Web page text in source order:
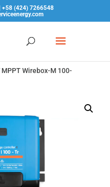
+58 (424) 7266548
MPPT Wirebox-M 100-